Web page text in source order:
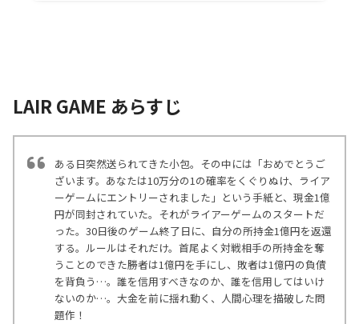
LAIR GAME あらすじ
ある日突然送られてきた小包。その中には「おめでとうご
ざいます。あなたは10万分の1の確率をくぐりぬけ、ライア
ーゲームにエントリーされました」という手紙と、現金1億
円が同封されていた。それがライアーゲームのスタートだ
った。30日後のゲーム終了日に、自分の所持金1億円を返還
する。ルールはそれだけ。首尾よく対戦相手の所持金を奪
うことのできた勝者は1億円を手にし、敗者は1億円の負債
を背負う…。誰を信用すべきなのか、誰を信用してはいけ
ないのか…。大金を前に揺れ動く、人間心理を描破した問
題作！